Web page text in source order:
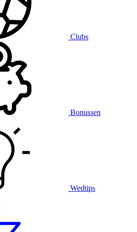
Clubs
Bonussen
Wedtips